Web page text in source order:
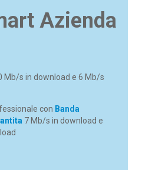
Azienda
Mb/s in download e 6 Mb/s
con Banda
7 Mb/s in download e